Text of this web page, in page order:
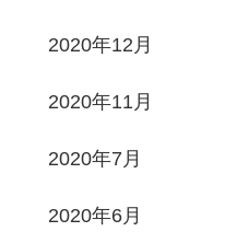
2020年12月
2020年11月
2020年7月
2020年6月